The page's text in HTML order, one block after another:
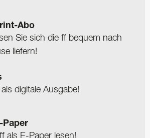
Abo
Sie sich die ff bequem nach
liefern!
als digitale Ausgabe!
Paper
ff als E-Paper lesen!